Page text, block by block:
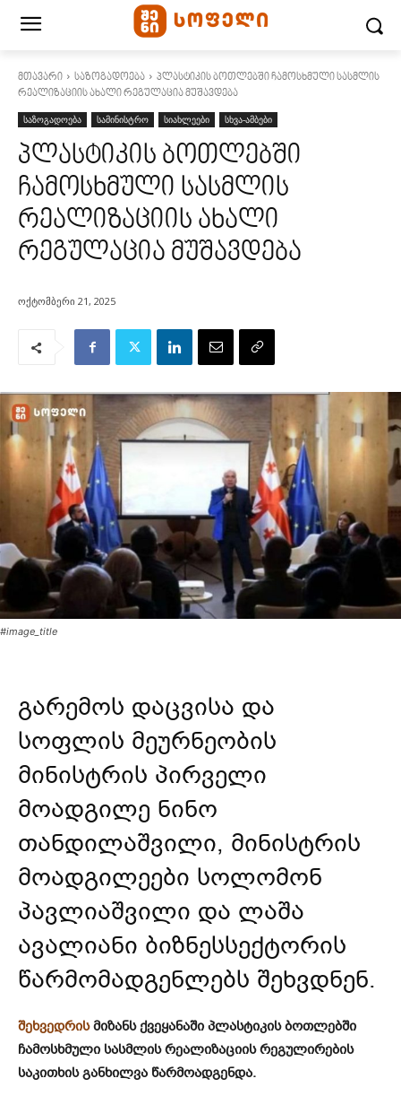
მთავარი საზოგადოება
პლასტიკის ბოთლებში ჩამოსხმული სასმლის
რეალიზაციის ახალი რეგულაცია მუშავდება
საზოგადოება სამინისტრო სიახლეები სხვა-ამბები
პლასტიკის ბოთლებში
ჩამოსხმული სასმლის
რეალიზაციის ახალი
რეგულაცია მუშავდება
ოქტომბერი 21, 2025
#image_title
გარემოს დაცვისა და
სოფლის მეურნეობის
მინისტრის პირველი
მოადგილე ნინო
თანდილაშვილი, მინისტრის
მოადგილეები სოლომონ
პავლიაშვილი და ლაშა
ავალიანი ბიზნესსექტორის
წარმომადგენლებს შეხვდნენ.
შეხვედრისმიზანს ქვეყანაში პლასტიკის ბოთლებში
ჩამოსხმული სასმლის რეალიზაციის რეგულირების
საკითხის განხილვა წარმოადგენდა.